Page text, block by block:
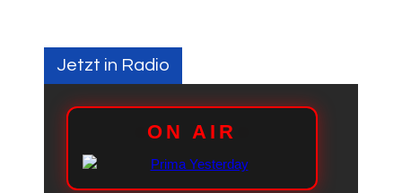
Jetzt in Radio